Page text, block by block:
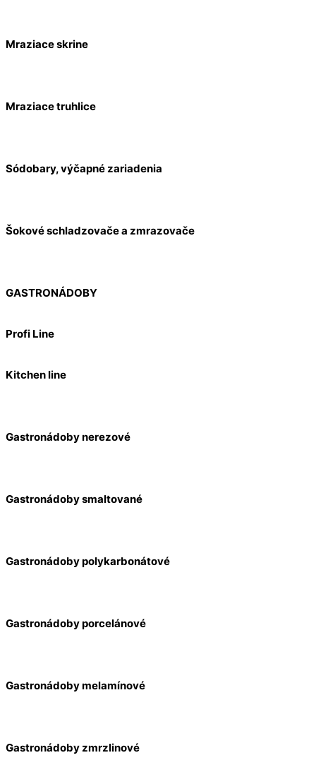
Mraziace skrine
Mraziace truhlice
Sódobary, výčapné zariadenia
Šokové schladzovače a zmrazovače
GASTRONÁDOBY
Profi Line
Kitchen line
Gastronádoby nerezové
Gastronádoby smaltované
Gastronádoby polykarbonátové
Gastronádoby porcelánové
Gastronádoby melamínové
Gastronádoby zmrzlinové